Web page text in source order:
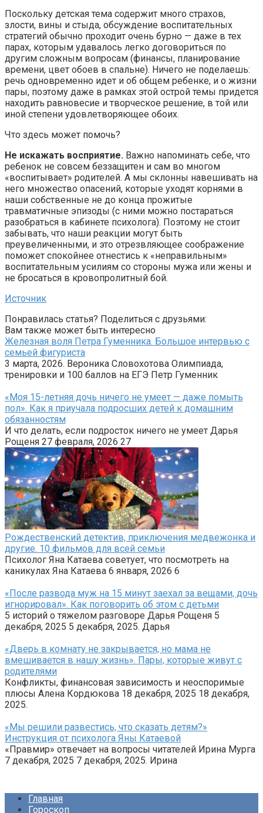
Поскольку детская тема содержит много страхов,
злости, вины и стыда, обсуждение воспитательных
стратегий обычно проходит очень бурно — даже в тех
парах, которым удавалось легко договориться по
другим сложным вопросам (финансы, планирование
времени, цвет обоев в спальне). Ничего не поделаешь:
речь одновременно идет и об общем ребенке, и о жизни
пары, поэтому даже в рамках этой острой темы придется
находить равновесие и творческое решение, в той или
иной степени удовлетворяющее обоих.
Что здесь может помочь?
Не искажать восприятие. Важно напоминать себе, что
ребенок не совсем беззащитен и сам во многом
«воспитывает» родителей. А мы склонны навешивать на
него множество опасений, которые уходят корнями в
наши собственные не до конца прожитые
травматичные эпизоды (с ними можно постараться
разобраться в кабинете психолога). Поэтому не стоит
забывать, что наши реакции могут быть
преувеличенными, и это отрезвляющее соображение
поможет спокойнее отнестись к «неправильным»
воспитательным усилиям со стороны мужа или жены и
не бросаться в кровопролитный бой.
Источник
Понравилась статья? Поделиться с друзьями:
Вам также может быть интересно
Железная воля Петра Гуменника. Большое интервью с
семьей фигуриста
3 марта, 2026. Вероника Словохотова Олимпиада,
тренировки и 100 баллов на ЕГЭ Петр Гуменник
«Моя 15-летняя дочь ничего не умеет — даже помыть
пол». Как я приучала подросших детей к домашним
обязанностям
И что делать, если подросток ничего не умеет Дарья
Рощеня 27 февраля, 2026 27
Рождественский детектив, приключения медвежонка и
другие. 10 фильмов для всей семьи
Психолог Яна Катаева советует, что посмотреть на
каникулах Яна Катаева 6 января, 2026 6
«После развода муж на 15 минут заехал за вещами, дочь
игнорировал». Как поговорить об этом с детьми
5 историй о тяжелом разговоре Дарья Рощеня 5
декабря, 2025 5 декабря, 2025. Дарья
«Дверь в комнату не закрывается, но мама не
вмешивается в нашу жизнь». Пары, которые живут с
родителями
Конфликты, финансовая зависимость и неоспоримые
плюсы Алена Кордюкова 18 декабря, 2025 18 декабря,
2025.
«Мы решили развестись, что сказать детям?»
Инструкция от психолога Яны Катаевой
«Правмир» отвечает на вопросы читателей Ирина Мурга
7 декабря, 2025 7 декабря, 2025. Ирина
Главная
Гороскоп